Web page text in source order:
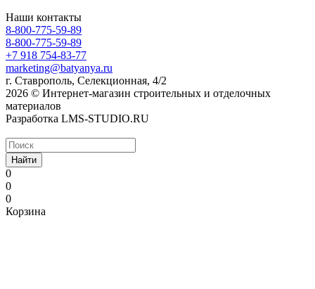
Наши контакты
8-800-775-59-89
8-800-775-59-89
+7 918 754-83-77
marketing@batyanya.ru
г. Ставрополь, Селекционная, 4/2
2026 © Интернет-магазин строительных и отделочных
материалов
Разработка LMS-STUDIO.RU
Найти
0
0
0
Корзина